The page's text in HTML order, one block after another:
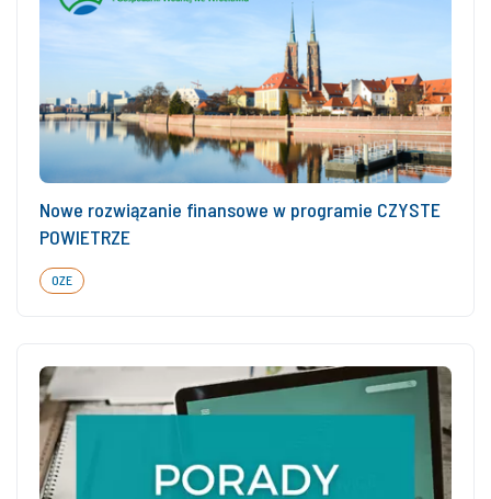
Nowe rozwiązanie finansowe w programie CZYSTE
POWIETRZE
OZE